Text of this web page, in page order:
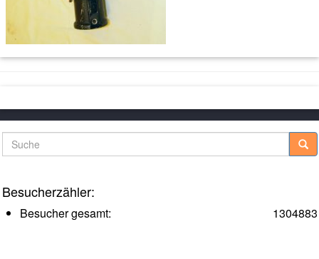
Suche
Besucherzähler:
1304883
Besucher gesamt: